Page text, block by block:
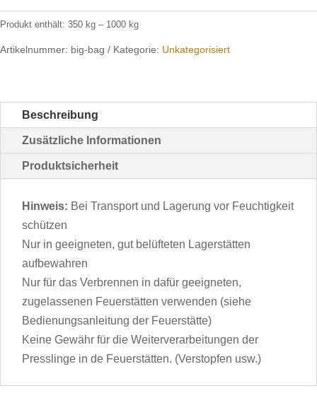
Produkt enthält: 350 kg – 1000 kg
Artikelnummer: big-bag Kategorie: Unkategorisiert
Beschreibung
Zusätzliche Informationen
Produktsicherheit
Hinweis: Bei Transport und Lagerung vor Feuchtigkeit
schützen
Nur in geeigneten, gut belüfteten Lagerstätten
aufbewahren
Nur für das Verbrennen in dafür geeigneten,
zugelassenen Feuerstätten verwenden (siehe
Bedienungsanleitung der Feuerstätte)
Keine Gewähr für die Weiterverarbeitungen der
Presslinge in de Feuerstätten. (Verstopfen usw.)